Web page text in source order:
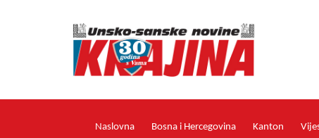
Naslovna Bosna i Hercegovina Kanton